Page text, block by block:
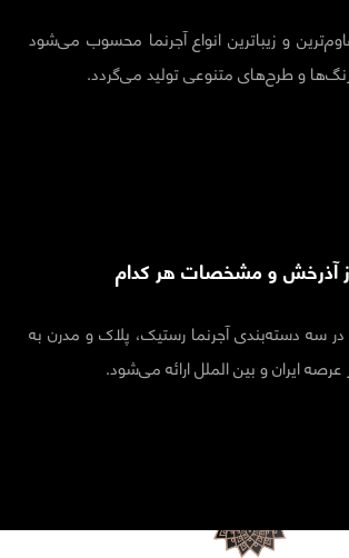
و زیباترین انواع آجرنما محسوب می‌شود
و طرح‌های متنوعی تولید می‌گردد.
آذرخش و مشخصات هر کدام
سه دسته‌بندی آجرنما رستیک، پلاک و مدرن به
ایران و بین الملل ارائه می‌شود.